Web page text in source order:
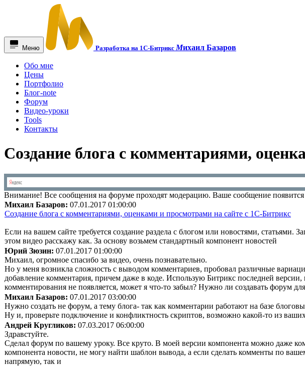
Меню Разработка на 1С-БитриксМихаил Базаров
Обо мне
Цены
Портфолио
Блог-note
Форум
Видео-уроки
Tools
Контакты
Создание блога с комментариями,
Внимание! Все сообщения на форуме проходят модерацию. Ваше сообщение появится
Михаил Базаров: 07.01.2017 01:00:00
Создание блога с комментариями, оценками и просмотрами на сайте с 1С-Битрикс
Если на вашем сайте требуется создание раздела с блогом или новостями, статьями.
этом видео расскажу как. За основу возьмем стандартный компонент новостей
Юрий Зюзин: 07.01.2017 01:00:00
Михаил, огромное спасибо за видео, очень познавательно.
Но у меня возникла сложность с выводом комментариев, пробовал различные
добавление комментария, причем даже в коде. Использую Битрикс последней
комментирования не появляется, может я что-то забыл? Нужно ли создавать форум
Михаил Базаров: 07.01.2017 03:00:00
Нужно создать не форум, а тему блога- так как комментарии работают на базе
Ну и, проверьте подключение и конфликтность скриптов, возможно какой-то из
Андрей Кругликов: 07.03.2017 06:00:00
Здравстуйте.
Сделал форум по вашему уроку. Все круто. В моей версии компонента можно даже
компонента новости, не могу найти шаблон вывода, а если сделать комменты по
напрямую, так и